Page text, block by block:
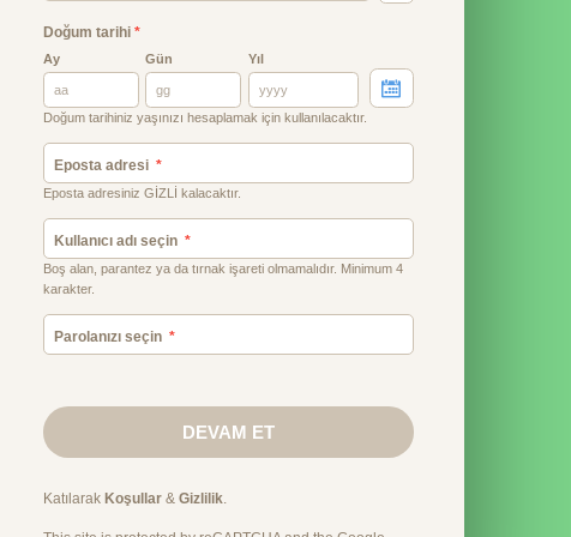
Doğum tarihi*
Ay Gün Yıl
Doğum tarihiniz yaşınızı hesaplamak için kullanılacaktır.
Eposta adresi
Eposta adresiniz GİZLİ kalacaktır.
Kullanıcı adı seçin
Boş alan, parantez ya da tırnak işareti olmamalıdır. Minimum 4
karakter.
Parolanızı seçin
DEVAM ET
Katılarak Koşullar& Gizlilik.